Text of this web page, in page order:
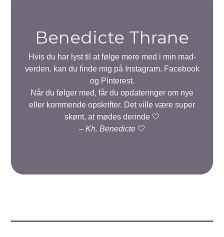
Benedicte Thrane
Hvis du har lyst til at følge mere med i min mad-
verden, kan du finde mig på Instagram, Facebook
og Pinterest.
Når du følger med, får du opdateringer om nye
eller kommende opskrifter. Det ville være super
skønt, at mødes derinde 🤍
– Kh. Benedicte🤍